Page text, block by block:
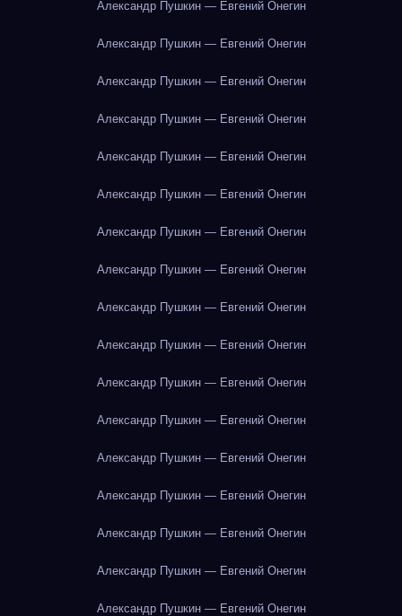
Александр Пушкин — Евгений Онегин
Александр Пушкин — Евгений Онегин
Александр Пушкин — Евгений Онегин
Александр Пушкин — Евгений Онегин
Александр Пушкин — Евгений Онегин
Александр Пушкин — Евгений Онегин
Александр Пушкин — Евгений Онегин
Александр Пушкин — Евгений Онегин
Александр Пушкин — Евгений Онегин
Александр Пушкин — Евгений Онегин
Александр Пушкин — Евгений Онегин
Александр Пушкин — Евгений Онегин
Александр Пушкин — Евгений Онегин
Александр Пушкин — Евгений Онегин
Александр Пушкин — Евгений Онегин
Александр Пушкин — Евгений Онегин
Александр Пушкин — Евгений Онегин